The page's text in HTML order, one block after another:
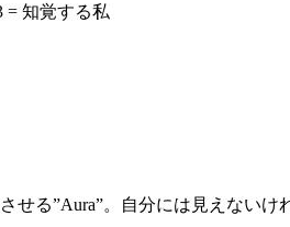
= 知覚する私
せる”Aura”。自分には見えないけ